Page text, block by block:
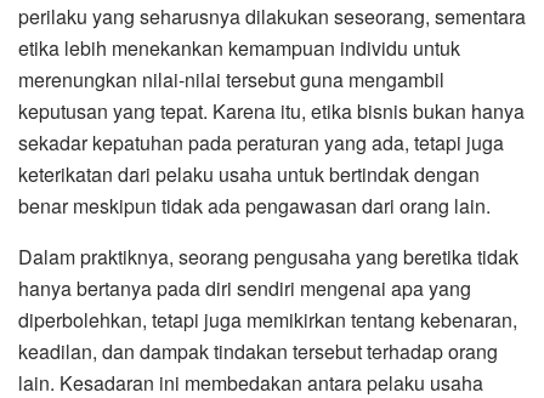
perilaku yang seharusnya dilakukan seseorang, sementara
etika lebih menekankan kemampuan individu untuk
merenungkan nilai-nilai tersebut guna mengambil
keputusan yang tepat. Karena itu, etika bisnis bukan hanya
sekadar kepatuhan pada peraturan yang ada, tetapi juga
keterikatan dari pelaku usaha untuk bertindak dengan
benar meskipun tidak ada pengawasan dari orang lain.
Dalam praktiknya, seorang pengusaha yang beretika tidak
hanya bertanya pada diri sendiri mengenai apa yang
diperbolehkan, tetapi juga memikirkan tentang kebenaran,
keadilan, dan dampak tindakan tersebut terhadap orang
lain. Kesadaran ini membedakan antara pelaku usaha